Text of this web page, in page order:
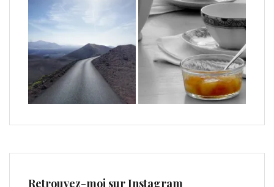
Retrouvez-moi sur Instagram